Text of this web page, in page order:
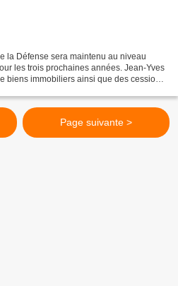
la Défense sera maintenu au niveau
les trois prochaines années. Jean-Yves
biens immobiliers ainsi que des cessions
Page suivante >